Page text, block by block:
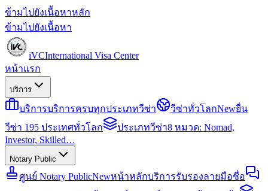
ข้ามไปยังเนื้อหาหลัก
ข้ามไปยังเนื้อหา
iVCInternational Visa Center
หน้าแรก
บริการ
บริการบริการครบทุกประเภทวีซ่า วีซ่าทั่วโลกNewยื่น
วีซ่า 195 ประเทศทั่วโลก
ประเภทวีซ่า8 หมวด: Nomad,
Investor, Skilled…
Notary Public
ศูนย์ Notary PublicNewหน้าหลักบริการรับรองลายมือชื่อ